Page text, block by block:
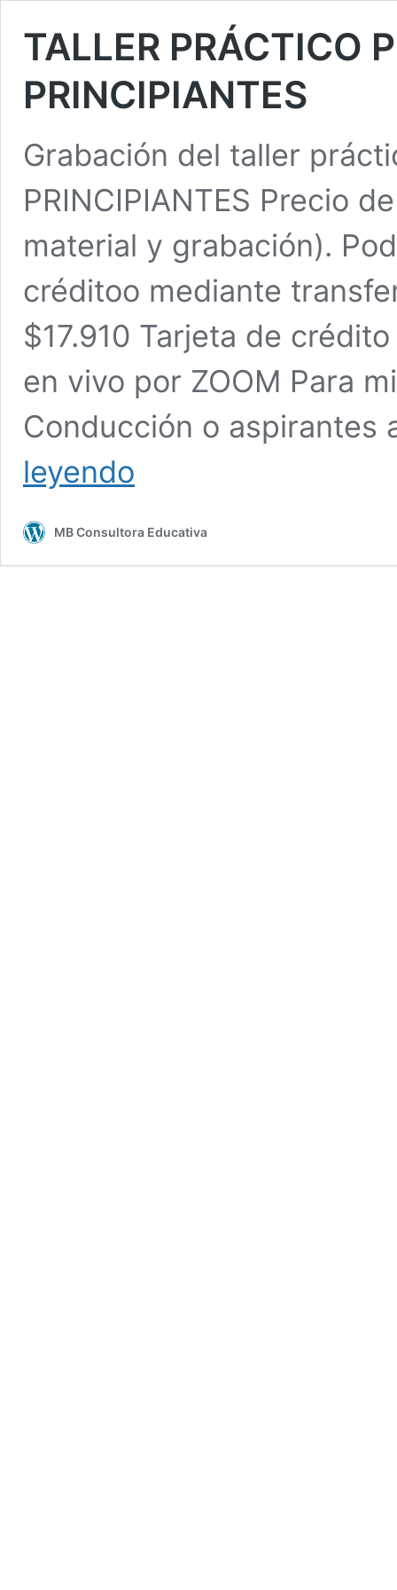
TALLER PRÁCTICO
PRINCIPIANTES
Grabación del taller
PRINCIPIANTES Precio
material y grabación).
créditoo mediante
$17.910 Tarjeta de
en vivo por ZOOM Para
Conducción o
leyendo
POFA
PRINCIPIANTES
MB Consultora Educativa